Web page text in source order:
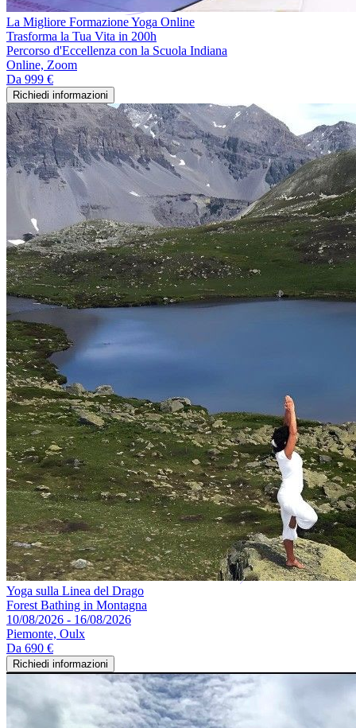
La Migliore Formazione Yoga Online
Trasforma la Tua Vita in 200h
Percorso d'Eccellenza con la Scuola Indiana
Online, Zoom
Da 999 €
Richiedi informazioni
Yoga sulla Linea del Drago
Forest Bathing in Montagna
10/08/2026 - 16/08/2026
Piemonte, Oulx
Da 690 €
Richiedi informazioni